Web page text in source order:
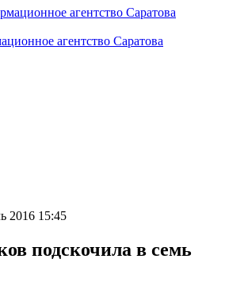
агентство Саратова
2016 15:45
подскочила в семь